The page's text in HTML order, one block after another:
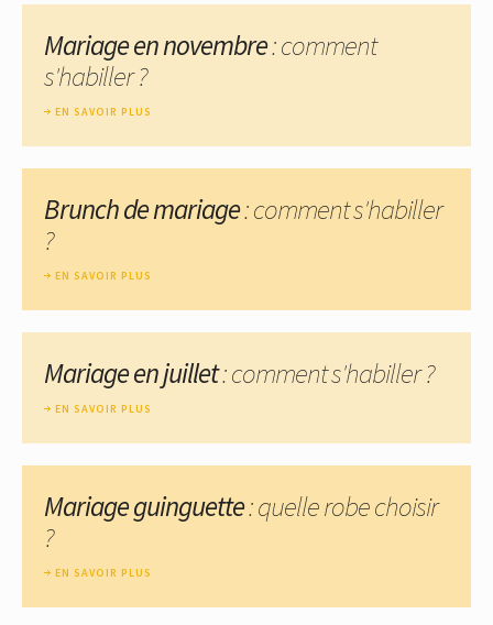
Mariage en novembre: comment
s'habiller ?
EN SAVOIR PLUS
Brunch de mariage: comment s'habiller
?
EN SAVOIR PLUS
Mariage en juillet: comment s'habiller ?
EN SAVOIR PLUS
Mariage guinguette: quelle robe choisir
?
EN SAVOIR PLUS